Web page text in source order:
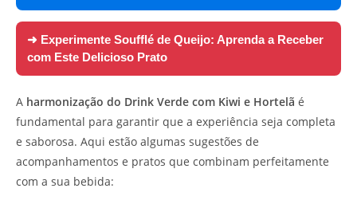
➜ Experimente Soufflé de Queijo: Aprenda a Receber
com Este Delicioso Prato
A harmonização do Drink Verde com Kiwi e Hortelã é
fundamental para garantir que a experiência seja completa
e saborosa. Aqui estão algumas sugestões de
acompanhamentos e pratos que combinam perfeitamente
com a sua bebida: